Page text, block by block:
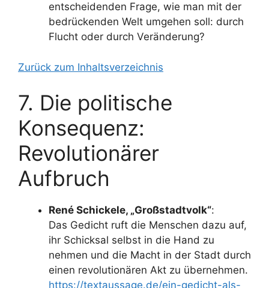
entscheidenden Frage, wie man mit der
bedrückenden Welt umgehen soll: durch
Flucht oder durch Veränderung?
Zurück zum Inhaltsverzeichnis
7. Die politische
Konsequenz:
Revolutionärer
Aufbruch
René Schickele, „Großstadtvolk“:
Das Gedicht ruft die Menschen dazu auf,
ihr Schicksal selbst in die Hand zu
nehmen und die Macht in der Stadt durch
einen revolutionären Akt zu übernehmen.
https://textaussage.de/ein-gedicht-als-